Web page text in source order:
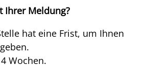
Ihrer Meldung?
hat eine Frist, um Ihnen
Wochen.